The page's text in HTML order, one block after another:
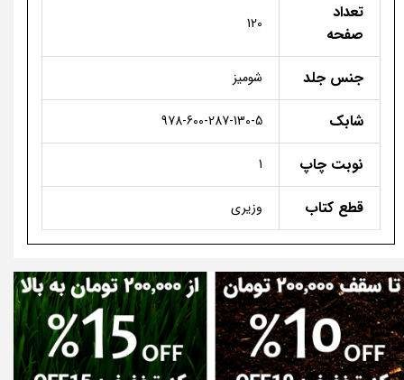
تعداد
صفحه
120
جنس جلد شومیز
شابک 978-600-287-130-5
نوبت چاپ 1
قطع کتاب وزیری